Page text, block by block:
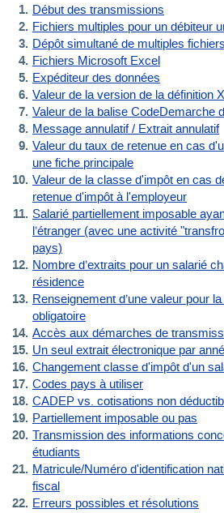
Début des transmissions
Fichiers multiples pour un débiteur
Dépôt simultané de multiples fichiers
Fichiers Microsoft Excel
Expéditeur des données
Valeur de la version de la définition
Valeur de la balise CodeDemarche
Message annulatif / Extrait annulatif
Valeur du taux de retenue en cas
une fiche principale
Valeur de la classe d'impôt en cas
retenue d'impôt à l'employeur
Salarié partiellement imposable
l’étranger (avec une activité
pays)
Nombre d’extraits pour un salarié
résidence
Renseignement d’une valeur pour
obligatoire
Accès aux démarches de
Un seul extrait électronique par
Changement classe d'impôt d'un
Codes pays à utiliser
CADEP vs. cotisations non
Partiellement imposable ou pas
Transmission des informations
étudiants
Matricule/Numéro d'identification
fiscal
Erreurs possibles et résolutions